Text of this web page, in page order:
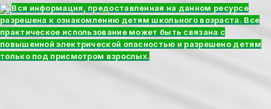
Вся информация, предоставленная на данном ресурсе
разрешена к ознакомлению детям школьного возраста. Все
практическое использование может быть связана с
повышенной электрической опасностью и разрешено детям
только под присмотром взрослых.